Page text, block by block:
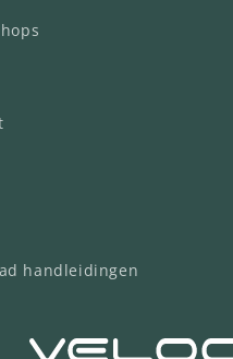
handleidingen